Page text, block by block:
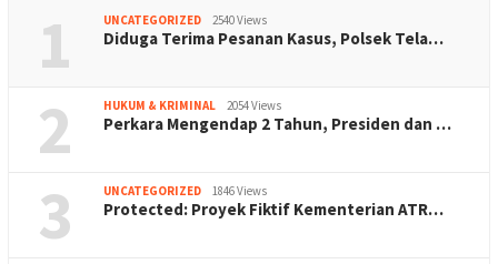
1 UNCATEGORIZED 2540 Views
Diduga Terima Pesanan Kasus, Polsek Tela…
2 HUKUM & KRIMINAL 2054 Views
Perkara Mengendap 2 Tahun, Presiden dan …
3 UNCATEGORIZED 1846 Views
Protected: Proyek Fiktif Kementerian ATR…